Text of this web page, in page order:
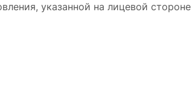
указанной на лицевой